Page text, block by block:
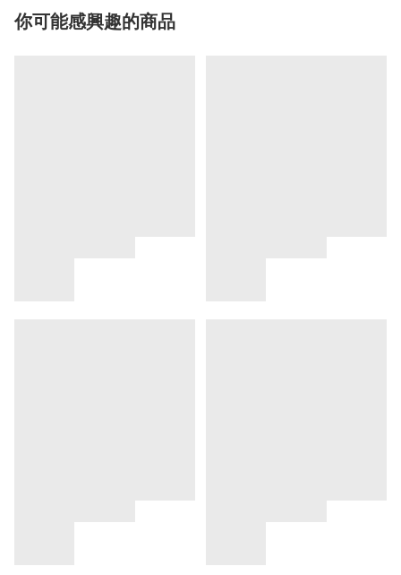
你可能感興趣的商品